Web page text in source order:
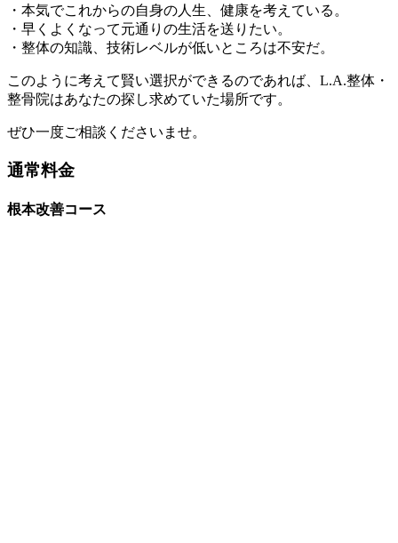
・本気でこれからの自身の人生、健康を考えている。
・早くよくなって元通りの生活を送りたい。
・整体の知識、技術レベルが低いところは不安だ。
このように考えて賢い選択ができるのであれば、L.A.整体・
整骨院はあなたの探し求めていた場所です。
ぜひ一度ご相談くださいませ。
通常料金
根本改善コース